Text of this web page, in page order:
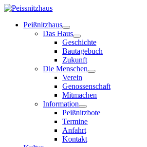
Peißnitzhaus
Das Haus
Geschichte
Bautagebuch
Zukunft
Die Menschen
Verein
Genossenschaft
Mitmachen
Information
Peißnitzbote
Termine
Anfahrt
Kontakt